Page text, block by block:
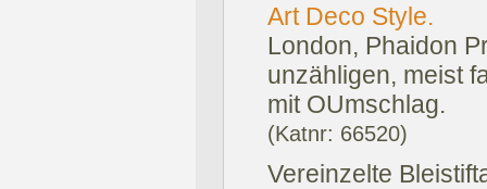
Art Deco Style.
London, Phaidon
unzähligen, meist
mit OUmschlag.
(Katnr: 66520)
Vereinzelte